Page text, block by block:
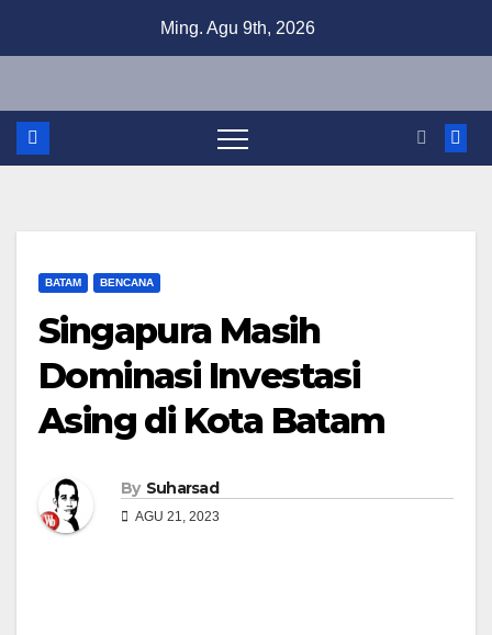
Ming. Agu 9th, 2026
BATAM BENCANA
Singapura Masih
Dominasi Investasi
Asing di Kota Batam
By Suharsad
AGU 21, 2023